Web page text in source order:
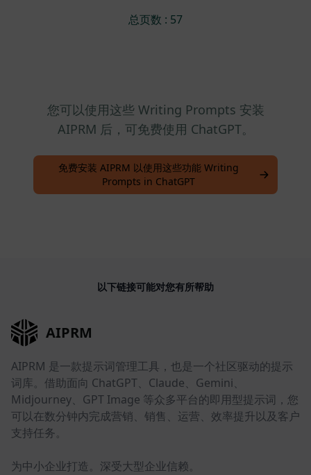
总页数 : 57
您可以使用这些 Writing Prompts 安装
AIPRM 后，可免费使用 ChatGPT。
免费安装 AIPRM 以使用这些功能 Writing
Prompts in ChatGPT
以下链接可能对您有所帮助
AIPRM
AIPRM 是一款提示词管理工具，也是一个社区驱动的提示
词库。借助面向 ChatGPT、Claude、Gemini、
Midjourney、GPT Image 等众多平台的即用型提示词，您
可以在数分钟内完成营销、销售、运营、效率提升以及客户
支持任务。
为中小企业打造。深受大型企业信赖。